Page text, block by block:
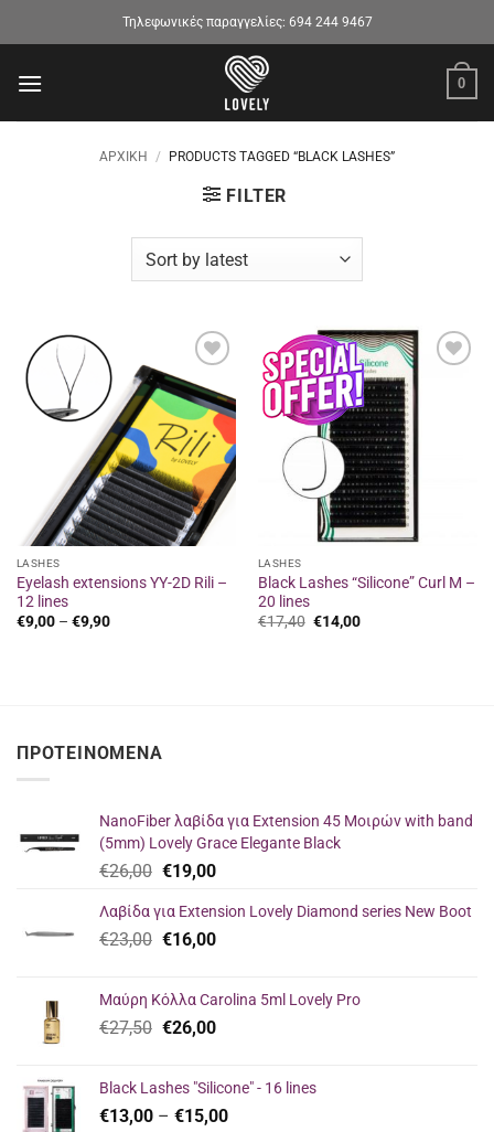
στο
Τηλεφωνικές παραγγελίες: 694 244 9467
0
ΑΡΧΙΚΉ / PRODUCTS TAGGED “BLACK LASHES”
FILTER
Προσθήκη
στα
αγαπημένα
LASHES
Eyelash extensions YY-2D Rili –
12 lines
€9,00 – €9,90Price
Προσθήκη
αγαπημένα
LASHES
Black Lashes “Silicone” Curl M –
20 lines
€17,40 Original
price
€14,00Η
ΠΡΟΤΕΙΝΌΜΕΝΑ
NanoFiber λαβίδα για Extension 45 Μοιρών with band
(5mm) Lovely Grace Elegante Black
€26,00 Original
was:
€26,00.
€19,00Η
τιμή
είναι:
Λαβίδα για Extension Lovely Diamond series New Boot
€23,00 Original
€23,00.
€16,00Η
είναι:
€16,00.
Μαύρη Κόλλα Carolina 5ml Lovely Pro
€27,50 Original
€27,50.
€26,00Η
είναι:
€26,00.
Black Lashes "Silicone" - 16 lines
€13,00 – €15,00Price